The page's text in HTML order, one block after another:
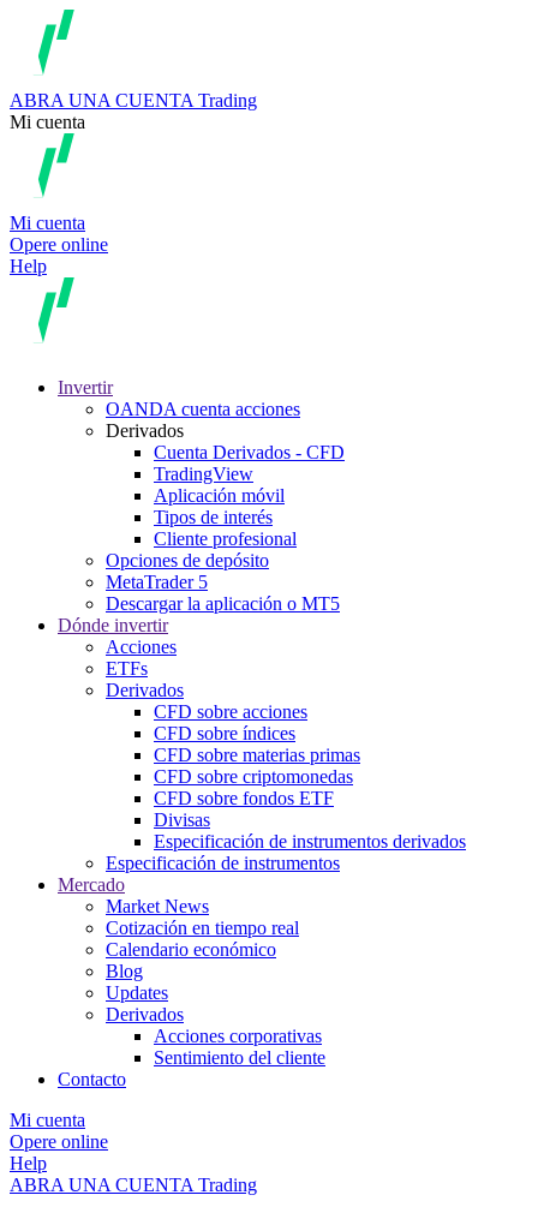
ABRA UNA CUENTA Trading
Mi cuenta
Mi cuenta
Opere online
Help
Invertir
OANDA cuenta acciones
Derivados
Cuenta Derivados - CFD
TradingView
Aplicación móvil
Tipos de interés
Cliente profesional
Opciones de depósito
MetaTrader 5
Descargar la aplicación o MT5
Dónde invertir
Acciones
ETFs
Derivados
CFD sobre acciones
CFD sobre índices
CFD sobre materias primas
CFD sobre criptomonedas
CFD sobre fondos ETF
Divisas
Especificación de instrumentos derivados
Especificación de instrumentos
Mercado
Market News
Cotización en tiempo real
Calendario económico
Blog
Updates
Derivados
Acciones corporativas
Sentimiento del cliente
Contacto
Mi cuenta
Opere online
Help
ABRA UNA CUENTA Trading